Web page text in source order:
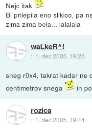
Nejc itak
Bi prilepila eno slikico, pa
zima zima bela... lalalala
waLkeR^!
:: 1. dec 2005, 19:25
sneg r0x4, takrat kadar ne
centimetrov snega
in
rozica
:: 1. dec 2005, 19:44